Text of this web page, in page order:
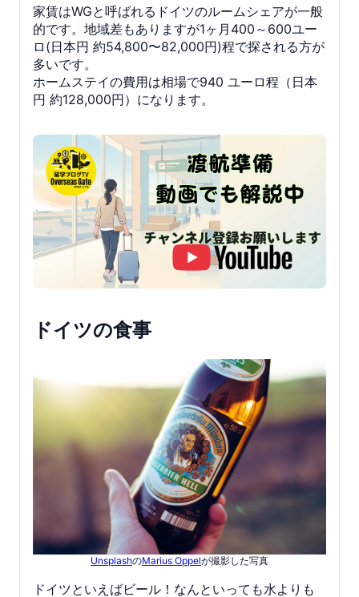
家賃はWGと呼ばれるドイツのルームシェアが一般
的です。地域差もありますが1ヶ月400～600ユー
ロ(日本円 約54,800〜82,000円)程で探される方が
多いです。
ホームステイの費用は相場で940 ユーロ程（日本
円 約128,000円）になります。
ドイツの食事
UnsplashのMarius Oppelが撮影した写真
ドイツといえばビール！なんといっても水よりも